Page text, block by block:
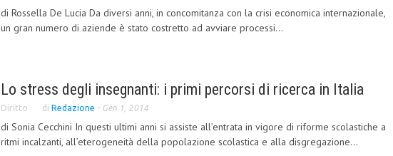
di Rossella De Lucia Da diversi anni, in concomitanza con la crisi economica internazionale,
un gran numero di aziende è stato costretto ad avviare processi...
Lo stress degli insegnanti: i primi percorsi di ricerca in Italia
Diritto di Redazione - Gen 1, 2014
di Sonia Cecchini In questi ultimi anni si assiste all’entrata in vigore di riforme scolastiche a
ritmi incalzanti, all’eterogeneità della popolazione scolastica e alla disgregazione...